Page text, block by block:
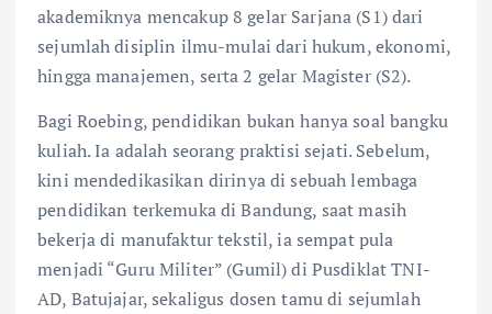
akademiknya mencakup 8 gelar Sarjana (S1) dari
sejumlah disiplin ilmu-mulai dari hukum, ekonomi,
hingga manajemen, serta 2 gelar Magister (S2).
Bagi Roebing, pendidikan bukan hanya soal bangku
kuliah. Ia adalah seorang praktisi sejati. Sebelum,
kini mendedikasikan dirinya di sebuah lembaga
pendidikan terkemuka di Bandung, saat masih
bekerja di manufaktur tekstil, ia sempat pula
menjadi “Guru Militer” (Gumil) di Pusdiklat TNI-
AD, Batujajar, sekaligus dosen tamu di sejumlah